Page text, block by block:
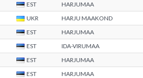
EST HARJUMAA
UKR
HARJU MAAKOND
EST HARJUMAA
EST
IDA-VIRUMAA
EST HARJUMAA
EST HARJUMAA